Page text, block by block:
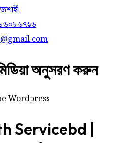
অনুসরণ করুন
Wordpress
Servicebd |